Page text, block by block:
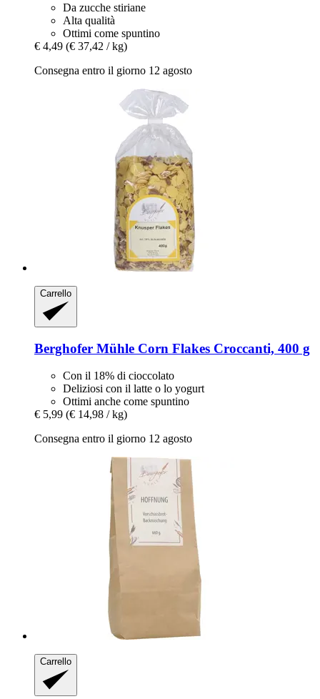
Da zucche stiriane
Alta qualità
Ottimi come spuntino
€ 4,49 (€ 37,42 / kg)
Consegna entro il giorno 12 agosto
Carrello
Berghofer Mühle Corn Flakes Croccanti, 400 g
Con il 18% di cioccolato
Deliziosi con il latte o lo yogurt
Ottimi anche come spuntino
€ 5,99 (€ 14,98 / kg)
Consegna entro il giorno 12 agosto
Carrello